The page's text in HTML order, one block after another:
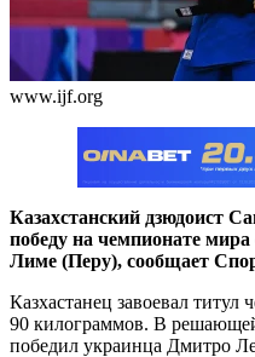
www.ijf.org
Казахстанский дзюдоист
победу на чемпионате мира
Лиме (Перу), сообщает
Казхастанец завоевал титул
90 килограммов. В
победил украинца Дмитро